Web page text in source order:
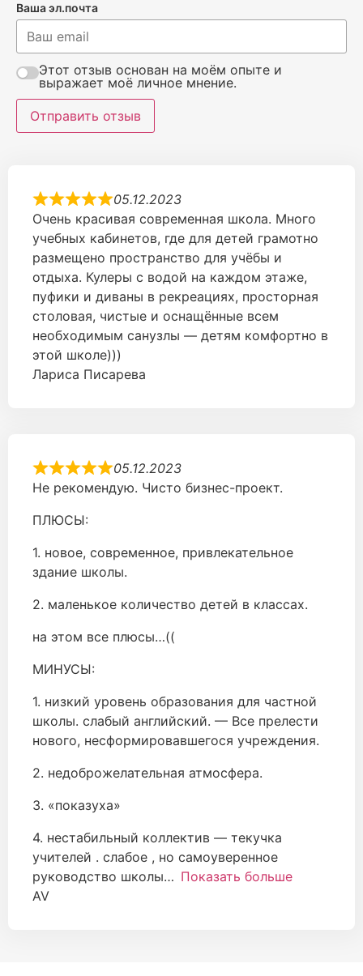
Ваша эл.почта
Этот отзыв основан на моём опыте и
выражает моё личное мнение.
Отправить отзыв
05.12.2023
Очень красивая современная школа. Много
учебных кабинетов, где для детей грамотно
размещено пространство для учёбы и
отдыха. Кулеры с водой на каждом этаже,
пуфики и диваны в рекреациях, просторная
столовая, чистые и оснащённые всем
необходимым санузлы — детям комфортно в
этой школе)))
Лариса Писарева
05.12.2023
Не рекомендую. Чисто бизнес-проект.
ПЛЮСЫ:
1. новое, современное, привлекательное
здание школы.
2. маленькое количество детей в классах.
на этом все плюсы…((
МИНУСЫ:
1. низкий уровень образования для частной
школы. слабый английский. — Все прелести
нового, несформировавшегося учреждения.
2. недоброжелательная атмосфера.
3. «показуха»
4. нестабильный коллектив — текучка
учителей . слабое , но самоуверенное
руководство школы
Показать больше
AV